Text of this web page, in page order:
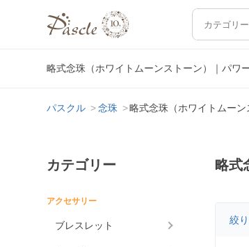
略式念珠（ホワイトムーンストーン）｜パワ
パスクル 念珠 略式念珠（ホワイトムーン
カテゴリー
アクセサリー
ブレスレット
略式
絞